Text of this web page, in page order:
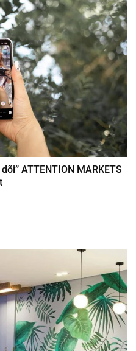
ATTENTION MARKETS